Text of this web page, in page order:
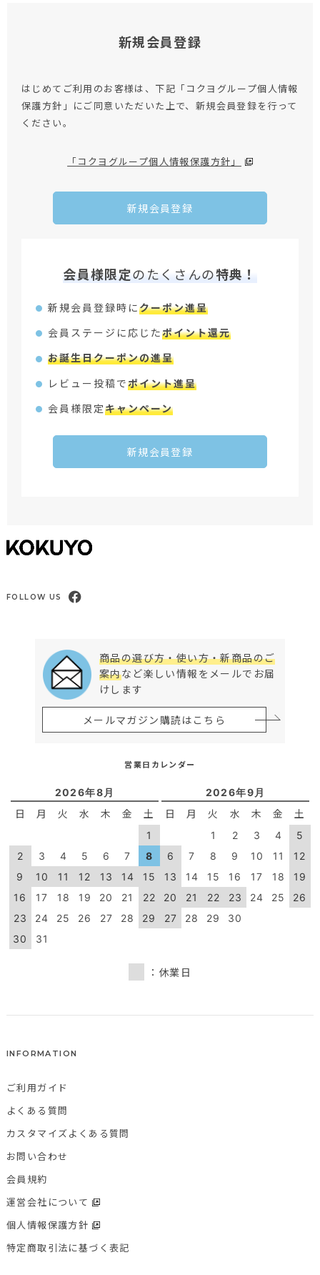
新規会員登録
はじめてご利用のお客様は、下記「コクヨグループ個人情報
保護方針」にご同意いただいた上で、新規会員登録を行って
ください。
「コクヨグループ個人情報保護方針」
新規会員登録
会員様限定のたくさんの特典！
新規会員登録時にクーポン進呈
会員ステージに応じたポイント還元
お誕生日クーポンの進呈
レビュー投稿でポイント進呈
会員様限定キャンペーン
新規会員登録
FOLLOW US
商品の選び方・使い方・新商品のご
案内など楽しい情報をメールでお届
けします
メールマガジン購読はこちら
営業日カレンダー
2026年8月
日 月 火 水 木 金 土
1
2
3 4 5 6 7
8
9
10 11 12 13 14
15
16
17 18 19 20 21
22
23
24 25 26 27 28
29
30
31
2026年9月
日 月 火 水 木 金 土
1 2 3 4
5
6
7 8 9 10 11
12
13
14 15 16 17 18
19
20
21 22 23 24 25
26
27
28 29 30
：休業日
INFORMATION
ご利用ガイド
よくある質問
カスタマイズよくある質問
お問い合わせ
会員規約
運営会社について
個人情報保護方針
特定商取引法に基づく表記